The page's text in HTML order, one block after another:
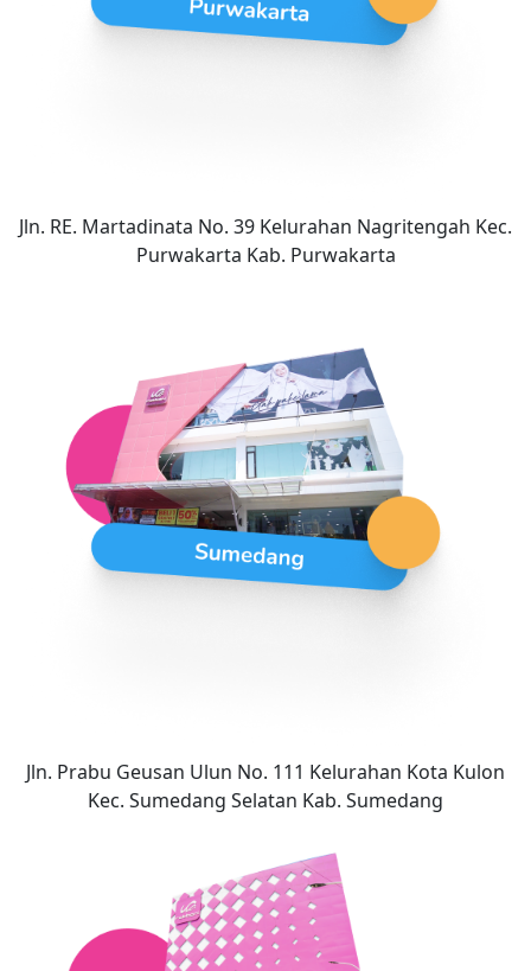
Jln. RE. Martadinata No. 39 Kelurahan Nagritengah Kec.
Purwakarta Kab. Purwakarta
Jln. Prabu Geusan Ulun No. 111 Kelurahan Kota Kulon
Kec. Sumedang Selatan Kab. Sumedang